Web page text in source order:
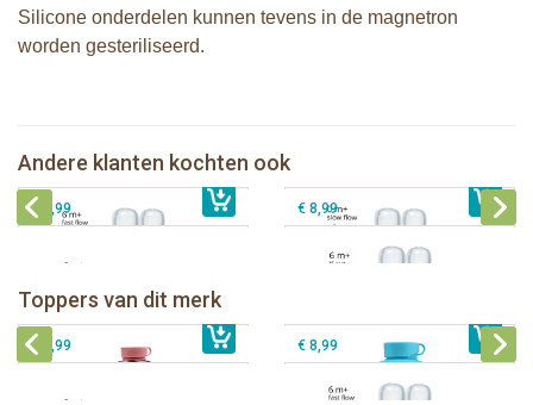
Silicone onderdelen kunnen tevens in de magnetron
worden gesteriliseerd.
Andere klanten kochten ook
€ 8,99Pura silicone tuit 2 stuks
€ 9,99 € 8,99
Toppers van dit merk
€ 40,99
Pura Sportfles 550 ml + Aqua sleeve
Pura silicone tuit 2 stuks
€ 9,99 € 8,99